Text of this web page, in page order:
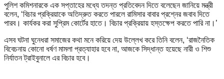
পুলিশ কমিশনারকে এক সপ্তাহের মধ্যে তদন্ত প্রতিবেদন দিতে বলেছেন জানিয়ে মন্ত্রী
বলেন, ‘বিচার প্রক্রিয়াকে অতিদ্রুত করতে পারলে রামিসার বাবার প্রশ্নের জবাব দিতে
পারব। কার্যকর করা সুপ্রিম কোর্টের হাতে। বিচার প্রক্রিয়ায় হস্তক্ষেপ করতে পারি না।’
এসব ঘটনা ঘুনেধরা সমাজের কথা মনে করিয়ে দেয় উল্লেখ করে তিনি বলেন, ‘রাজনৈতিক
বিবেচনায় কোনো ধর্ষণ মামলা প্রত্যাহার হবে না, আজকে সিদ্ধান্ত হয়েছে নারী ও শিশু
নির্যাতন ট্রাইবুনালে এর বিচার হবে।